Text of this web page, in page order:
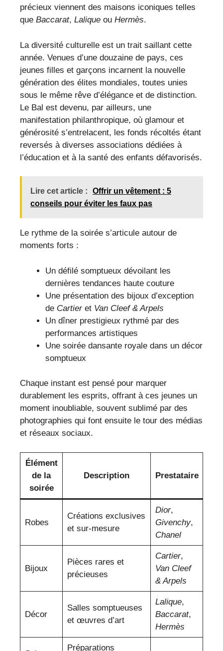
précieux viennent des maisons iconiques telles
que Baccarat, Lalique ou Hermès.
La diversité culturelle est un trait saillant cette
année. Venues d’une douzaine de pays, ces
jeunes filles et garçons incarnent la nouvelle
génération des élites mondiales, toutes unies
sous le même rêve d’élégance et de distinction.
Le Bal est devenu, par ailleurs, une
manifestation philanthropique, où glamour et
générosité s’entrelacent, les fonds récoltés étant
reversés à diverses associations dédiées à
l’éducation et à la santé des enfants défavorisés.
Lire cet article :
Offrir un vêtement : 5
conseils pour éviter les faux pas
Le rythme de la soirée s’articule autour de
moments forts :
Un défilé somptueux dévoilant les
dernières tendances haute couture
Une présentation des bijoux d’exception
de Cartieret Van Cleef & Arpels
Un dîner prestigieux rythmé par des
performances artistiques
Une soirée dansante royale dans un décor
somptueux
Chaque instant est pensé pour marquer
durablement les esprits, offrant à ces jeunes un
moment inoubliable, souvent sublimé par des
photographies qui font ensuite le tour des médias
et réseaux sociaux.
Élément
de la
soirée
Description Prestataire
Robes
Créations exclusives
et sur-mesure
Dior,
Givenchy,
Chanel
Bijoux
Pièces rares et
précieuses
Cartier,
Van Cleef
& Arpels
Décor
Salles somptueuses
et œuvres d’art
Lalique,
Baccarat,
Hermès
Préparations